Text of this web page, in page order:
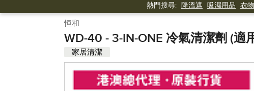
熱門搜尋: 降溫遮 吸濕用品 衣
恒和
WD-40 - 3-IN-ONE 冷氣清潔劑 (
家居清潔